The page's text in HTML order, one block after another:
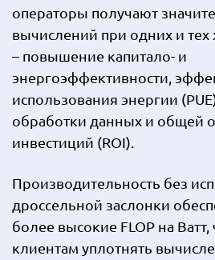
операторы получают
вычислений при одних и тех
– повышение капитало- и
энергоэффективности,
использования энергии
обработки данных и общей
инвестиций (ROI).
Производительность без
дроссельной заслонки
более высокие FLOP на Ватт,
клиентам уплотнять